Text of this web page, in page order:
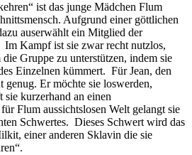
ist das junge Mädchen Flum
Aufgrund einer göttlichen
auserwählt ein Mitglied der
Kampf ist sie zwar recht nutzlos,
Gruppe zu unterstützen, indem sie
Einzelnen kümmert. Für Jean, den
genug. Er möchte sie loswerden,
kurzerhand an einen
Flum aussichtslosen Welt gelangt sie
Schwertes. Dieses Schwert wird das
einer anderen Sklavin die sie